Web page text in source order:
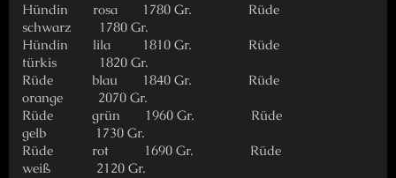
Hündin rosa 1780 Gr. Rüde
schwarz 1780 Gr.
Hündin lila 1810 Gr. Rüde
türkis 1820 Gr.
Rüde blau 1840 Gr. Rüde
orange 2070 Gr.
Rüde grün 1960 Gr. Rüde
gelb 1730 Gr.
Rüde rot 1690 Gr. Rüde
weiß 2120 Gr.